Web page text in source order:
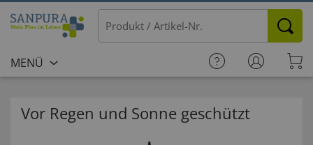
MENÜ
Vor Regen und Sonne geschützt